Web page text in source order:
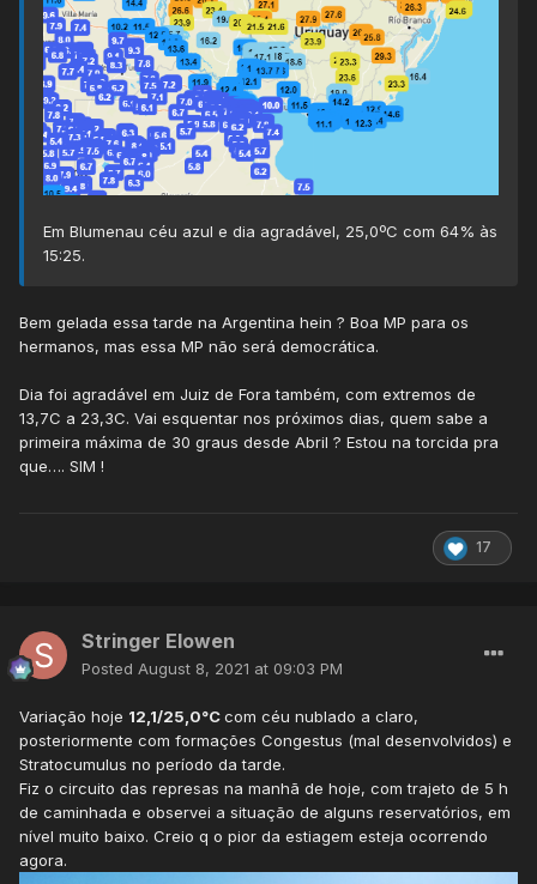
Em Blumenau céu azul e dia agradável, 25,0ºC com 64% às
15:25.
Bem gelada essa tarde na Argentina hein ? Boa MP para os
hermanos, mas essa MP não será democrática.
Dia foi agradável em Juiz de Fora também, com extremos de
13,7C a 23,3C. Vai esquentar nos próximos dias, quem sabe a
primeira máxima de 30 graus desde Abril ? Estou na torcida pra
que…. SIM !
17
Stringer Elowen
Posted August 8, 2021 at 09:03 PM
Variação hoje 12,1/25,0°Ccom céu nublado a claro,
posteriormente com formações Congestus (mal desenvolvidos) e
Stratocumulus no período da tarde.
Fiz o circuito das represas na manhã de hoje, com trajeto de 5 h
de caminhada e observei a situação de alguns reservatórios, em
nível muito baixo. Creio q o pior da estiagem esteja ocorrendo
agora.